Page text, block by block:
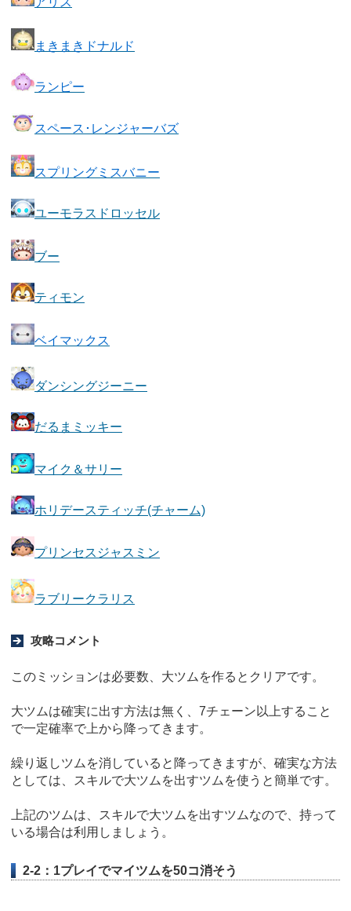
まきまきドナルド
ランピー
スペース･レンジャーバズ
スプリングミスバニー
ユーモラスドロッセル
ブー
ティモン
ベイマックス
ダンシングジーニー
だるまミッキー
マイク＆サリー
ホリデースティッチ(チャーム)
プリンセスジャスミン
ラブリークラリス
攻略コメント
このミッションは必要数、大ツムを作るとクリアです。
大ツムは確実に出す方法は無く、7チェーン以上すること
で一定確率で上から降ってきます。
繰り返しツムを消していると降ってきますが、確実な方法
としては、スキルで大ツムを出すツムを使うと簡単です。
上記のツムは、スキルで大ツムを出すツムなので、持って
いる場合は利用しましょう。
2-2：1プレイでマイツムを50コ消そう